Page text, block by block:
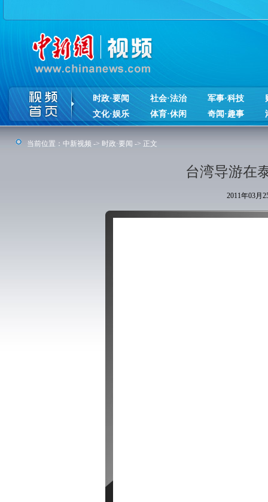
时政·要闻 社会·法治 军事·科技
文化·娱乐
体育·休闲 奇闻·趣事
当前位置： 中新视频 -> 时政·要闻 -> 正文
台湾导游在
2011年03月